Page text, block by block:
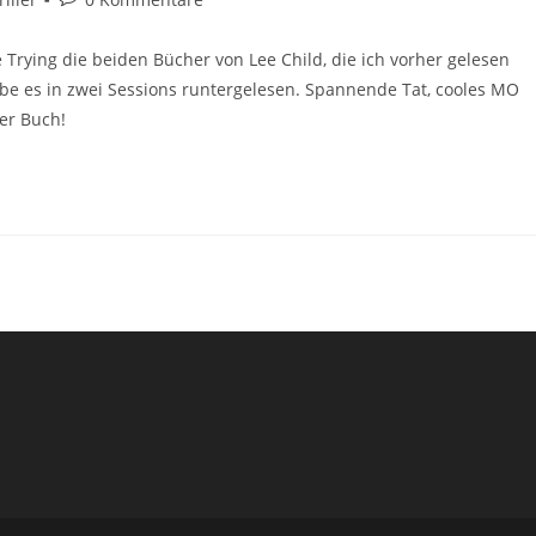
die beiden Bücher von Lee Child, die ich vorher gelesen
es in zwei Sessions runtergelesen. Spannende Tat, cooles MO
Buch!